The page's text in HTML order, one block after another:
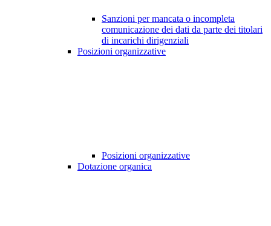
Sanzioni per mancata o incompleta
comunicazione dei dati da parte dei titolari
di incarichi dirigenziali
Posizioni organizzative
Posizioni organizzative
Dotazione organica